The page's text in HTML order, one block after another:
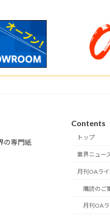
の専門紙
Contents
トップ
業界ニュー
月刊OAラ
購読のご
月刊OA